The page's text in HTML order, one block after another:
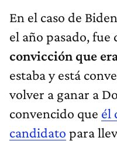
En el caso de
el año pasado, fue
convicción que
estaba y está
volver a ganar a
convencido que él
candidato para